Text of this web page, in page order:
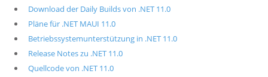
Download der Daily Builds von .NET 11.0
Pläne für .NET MAUI 11.0
Betriebssystemunterstützung in .NET 11.0
Release Notes zu .NET 11.0
Quellcode von .NET 11.0